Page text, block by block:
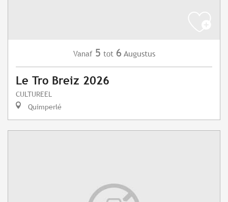
Vanaf 5 tot 6 Augustus
Le Tro Breiz 2026
CULTUREEL
Quimperlé